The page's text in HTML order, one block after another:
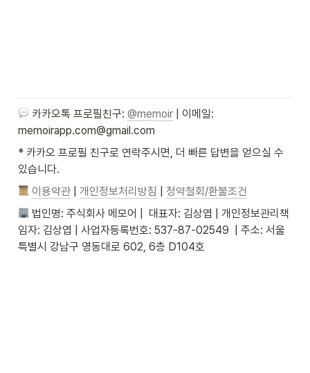
카카오톡 프로필친구: @memoir | 이메일:
memoirapp.com@gmail.com
* 카카오 프로필 친구로 연락주시면, 더 빠른 답변을 얻으실 수
있습니다.
이용약관
개인정보처리방침
청약철회/환불조건
법인명: 주식회사 메모어 |  대표자: 김상엽 | 개인정보관리책
임자: 김상엽 | 사업자등록번호: 537-87-02549  | 주소: 서울
특별시 강남구 영동대로 602, 6층 D104호